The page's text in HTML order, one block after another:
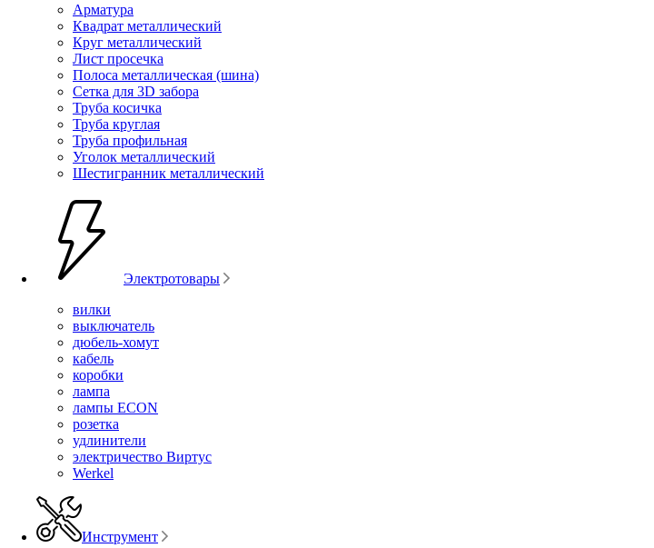
Арматура
Квадрат металлический
Круг металлический
Лист просечка
Полоса металлическая (шина)
Сетка для 3D забора
Труба косичка
Труба круглая
Труба профильная
Уголок металлический
Шестигранник металлический
Электротовары
вилки
выключатель
дюбель-хомут
кабель
коробки
лампа
лампы ECON
розетка
удлинители
электричество Виртус
Werkel
Инструмент